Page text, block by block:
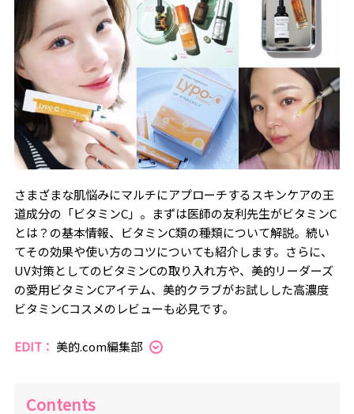
さまざまな肌悩みにマルチにアプローチするスキンケアの王
道成分の「ビタミンC」。まずは医師の友利先生がビタミンC
とは？の基本情報、ビタミンC類の種類について解説。続い
てその効果や使い方のコツについても紹介します。さらに、
UV対策としてのビタミンCの取り入れ方や、美的リーダーズ
の愛用ビタミンCアイテム、美的クラブがお試しした高濃度
ビタミンCコスメのレビューも必見です。
EDIT： 美的.com編集部
Contents